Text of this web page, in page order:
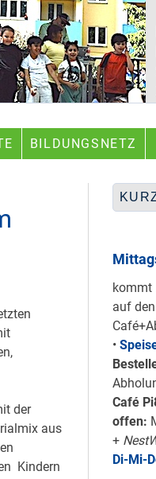
BILDUNGSNETZ
der
aus
Kindern
kommt
auf
•
Café
offen:
+
Di-Mi-